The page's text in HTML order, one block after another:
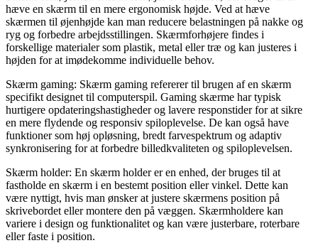
hæve en skærm til en mere ergonomisk højde. Ved at hæve
skærmen til øjenhøjde kan man reducere belastningen på nakke og
ryg og forbedre arbejdsstillingen. Skærmforhøjere findes i
forskellige materialer som plastik, metal eller træ og kan justeres i
højden for at imødekomme individuelle behov.
Skærm gaming: Skærm gaming refererer til brugen af en skærm
specifikt designet til computerspil. Gaming skærme har typisk
hurtigere opdateringshastigheder og lavere responstider for at sikre
en mere flydende og responsiv spiloplevelse. De kan også have
funktioner som høj opløsning, bredt farvespektrum og adaptiv
synkronisering for at forbedre billedkvaliteten og spiloplevelsen.
Skærm holder: En skærm holder er en enhed, der bruges til at
fastholde en skærm i en bestemt position eller vinkel. Dette kan
være nyttigt, hvis man ønsker at justere skærmens position på
skrivebordet eller montere den på væggen. Skærmholdere kan
variere i design og funktionalitet og kan være justerbare, roterbare
eller faste i position.